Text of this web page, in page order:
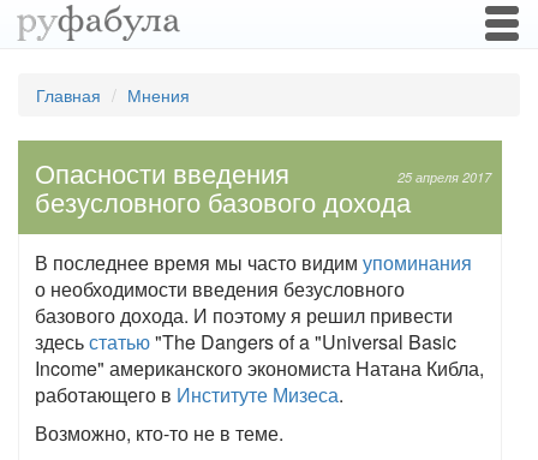
Главная Мнения
25 апреля 2017
Опасности введения
безусловного базового дохода
В последнее время мы часто видим упоминания
о необходимости введения безусловного
базового дохода. И поэтому я решил привести
здесьстатью"The Dangers of a "Universal Basic
Income" американского экономиста Натана Кибла,
работающего в Институте Мизеса.
Возможно, кто-то не в теме.